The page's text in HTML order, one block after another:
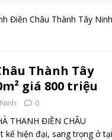
Điền Châu Thành Tây
Thành Tây
giá 800 triệu
0
THANH ĐIỀN CHÂU
kế hiện đại, sang trọng ở tại